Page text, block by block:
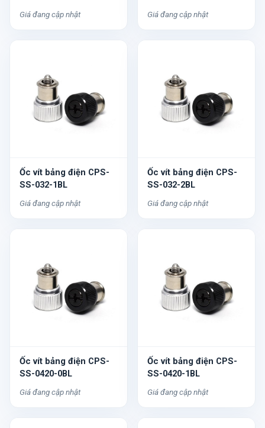
Giá đang cập nhật Giá đang cập nhật
Ốc vít bảng điện CPS-
SS-032-1BL
Giá đang cập nhật
Ốc vít bảng điện CPS-
SS-032-2BL
Giá đang cập nhật
Ốc vít bảng điện CPS-
SS-0420-0BL
Giá đang cập nhật
Ốc vít bảng điện CPS-
SS-0420-1BL
Giá đang cập nhật